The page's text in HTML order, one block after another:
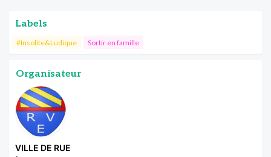
Labels
#Insolite&Ludique Sortir en famille
Organisateur
VILLE DE RUE